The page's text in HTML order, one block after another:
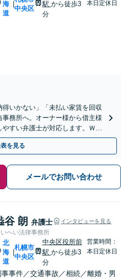
海
道
中央区
駅 から徒歩3
分
本日定休日
得いかない」「未払い家賃を回収
務所へ。オーナー様から借主様
すい弁護士が対応します。ＷＥ
を見る
メールでお問い合わせ
谷 朗 弁護士 インタビューを見る
へい法律事務所
北
海
道
札幌市
中央区
中央区役所前
駅 から徒歩3
分
営業時間：
本日定休日
事事件／交通事故／相続／離婚・男